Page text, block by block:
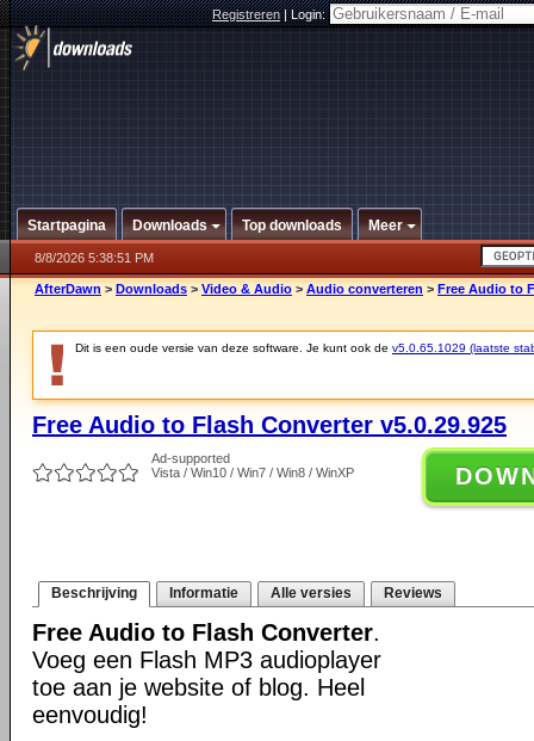
Registreren|Login:
Startpagina Downloads Top downloads Meer
8/8/2026 5:38:51 PM
AfterDawn > Downloads > Video & Audio > Audio converteren > Free Audio to
Dit is een oude versie van deze software. Je kunt ook de v5.0.65.1029 (laatste
Free Audio to Flash Converter v5.0.29.925
Ad-supported
Vista / Win10 / Win7 / Win8 / WinXP
Beschrijving Informatie Alle versies Reviews
Free Audio to Flash Converter.
Voeg een Flash MP3 audioplayer
toe aan je website of blog. Heel
eenvoudig!